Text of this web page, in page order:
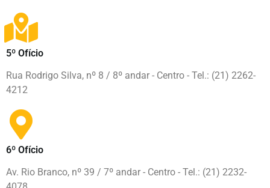
5º Ofício
Rua Rodrigo Silva, nº 8 / 8º andar - Centro - Tel.: (21) 2262-
4212
6º Ofício
Av. Rio Branco, nº 39 / 7º andar - Centro - Tel.: (21) 2232-